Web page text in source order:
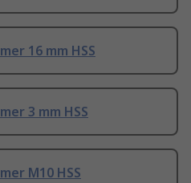
16 mm HSS
3 mm HSS
M10 HSS